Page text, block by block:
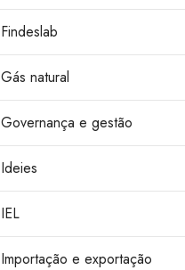
Findeslab
Gás natural
Governança e gestão
Ideies
IEL
Importação e exportação